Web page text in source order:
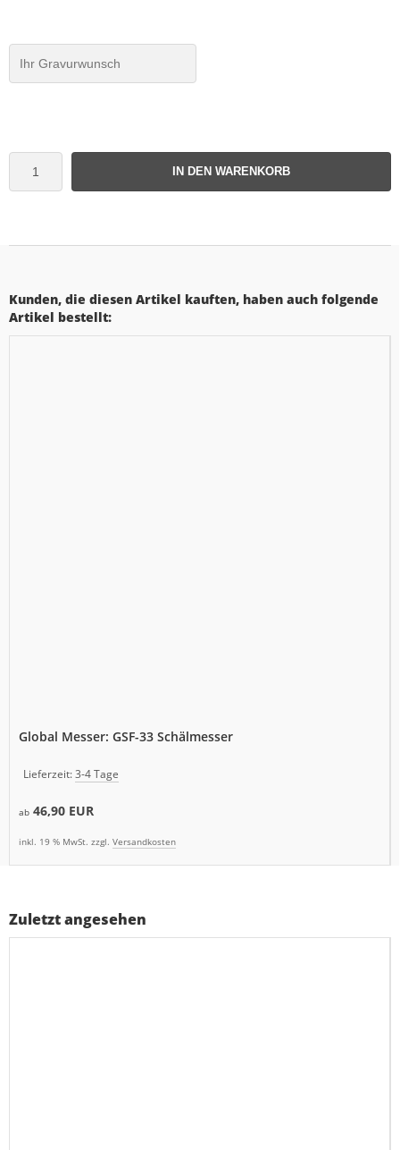
IN DEN WARENKORB
Kunden, die diesen Artikel kauften, haben auch folgende
Artikel bestellt:
Global Messer: GSF-33 Schälmesser
Lieferzeit:3-4 Tage
ab 46,90 EUR
inkl. 19 % MwSt. zzgl. Versandkosten
Zuletzt angesehen